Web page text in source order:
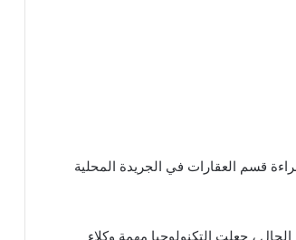
قسم العقارات في الجريدة المحلية
، جعلت التكنولوجيا مهمة وكلاء